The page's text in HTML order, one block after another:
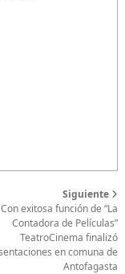
Siguiente
Con exitosa función de “La
Contadora de Películas”
TeatroCinema finalizó
en comuna de
Antofagasta